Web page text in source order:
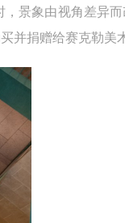
景象由视角差异
并捐赠给赛克勒美
）>
本
）>
本
）>
本